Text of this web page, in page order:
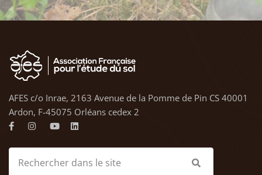
AFES c/o Inrae, 2163 Avenue de la Pomme de Pin CS 40001
Ardon, F-45075 Orléans cedex 2